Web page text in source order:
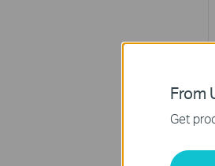
From
Get